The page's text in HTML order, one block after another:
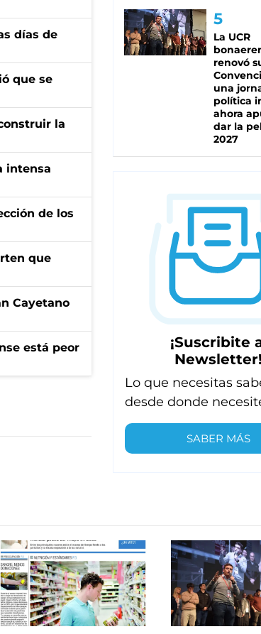
días de
que se
la
intensa
de los
que
Cayetano
está peor
La UCR
renovó
una
política
ahora
dar la
2027
¡Suscribite
Newsletter!
Lo que necesitas
desde donde
SABER MÁS